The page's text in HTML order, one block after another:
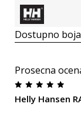
Dostupno
Prosecna
Helly Hansen